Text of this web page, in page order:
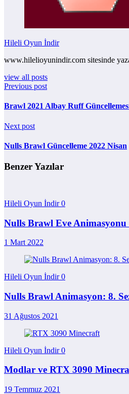
Hileli Oyun İndir
www.hilelioyunindir.com sitesinde
view all posts
Previous post
Brawl 2021 Albay Ruff
Next post
Nulls Brawl Güncelleme 2022 Nisan
Benzer Yazılar
Hileli Oyun İndir0
Nulls Brawl Eve Animasyonu
1 Mart 2022
Hileli Oyun İndir0
Nulls Brawl Animasyon: 8.
31 Ağustos 2021
Hileli Oyun İndir0
Modlar ve RTX 3090
19 Temmuz 2021